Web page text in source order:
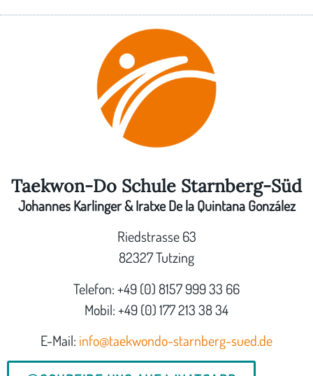
Taekwon-Do Schule Starnberg-Süd
Johannes Karlinger & Iratxe De la Quintana González
Riedstrasse 63
82327 Tutzing
Telefon: +49 (0) 8157 999 33 66
Mobil: +49 (0) 177 213 38 34
E-Mail: info@taekwondo-starnberg-sued.de